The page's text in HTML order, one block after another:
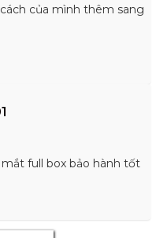
của mình thêm sang
full box bảo hành tốt